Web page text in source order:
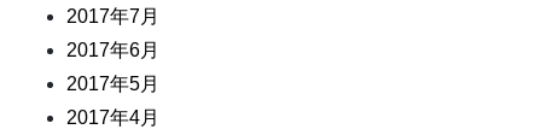
2017年7月
2017年6月
2017年5月
2017年4月